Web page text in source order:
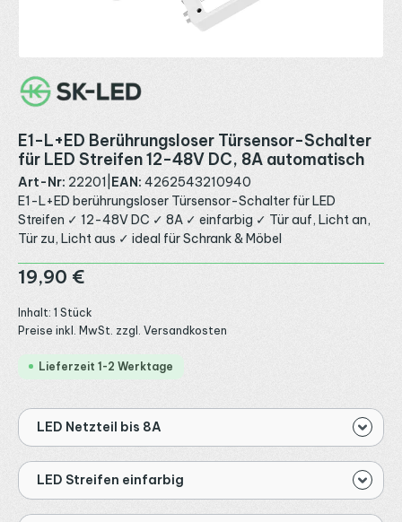
E1-L+ED Berührungsloser Türsensor-Schalter
für LED Streifen 12-48V DC, 8A automatisch
Art-Nr: 22201 EAN: 4262543210940
E1-L+ED berührungsloser Türsensor-Schalter für LED
Streifen ✓ 12-48V DC ✓ 8A ✓ einfarbig ✓ Tür auf, Licht an,
Tür zu, Licht aus ✓ ideal für Schrank & Möbel
Regulärer Preis:
19,90 €
Inhalt: 1 Stück
Preise inkl. MwSt. zzgl. Versandkosten
Lieferzeit 1-2 Werktage
LED Netzteil bis 8A
LED Streifen einfarbig